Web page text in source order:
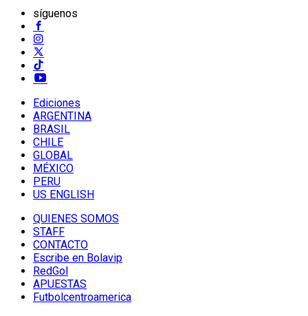
síguenos
Ediciones
ARGENTINA
BRASIL
CHILE
GLOBAL
MÉXICO
PERU
US ENGLISH
QUIENES SOMOS
STAFF
CONTACTO
Escribe en Bolavip
RedGol
APUESTAS
Futbolcentroamerica